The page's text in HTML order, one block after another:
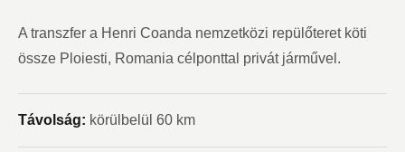
A transzfer a Henri Coanda nemzetközi repülőteret köti
össze Ploiesti, Romania célponttal privát járművel.
Távolság: körülbelül 60 km